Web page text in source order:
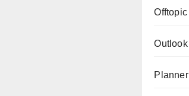
Offtopic
Outlook
Planner